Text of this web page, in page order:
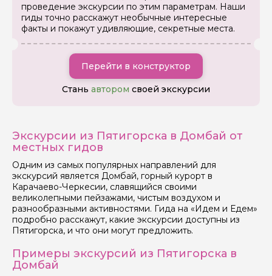
проведение экскурсии по этим параметрам. Наши
гиды точно расскажут необычные интересные
факты и покажут удивляющие, секретные места.
Перейти в конструктор
Стань автором своей экскурсии
Экскурсии из Пятигорска в Домбай от
местных гидов
Одним из самых популярных направлений для
экскурсий является Домбай, горный курорт в
Карачаево-Черкесии, славящийся своими
великолепными пейзажами, чистым воздухом и
разнообразными активностями. Гида на «Идем и Едем»
подробно расскажут, какие экскурсии доступны из
Пятигорска, и что они могут предложить.
Примеры экскурсий из Пятигорска в
Домбай